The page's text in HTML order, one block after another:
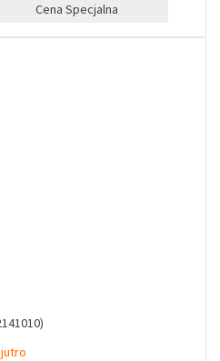
Cena Specjalna
jutro